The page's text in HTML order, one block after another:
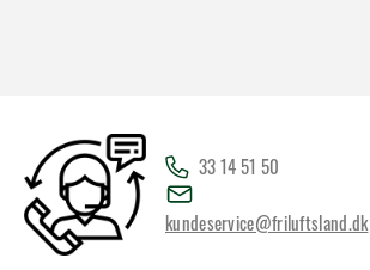
33 14 51 50
kundeservice@friluftsland.dk